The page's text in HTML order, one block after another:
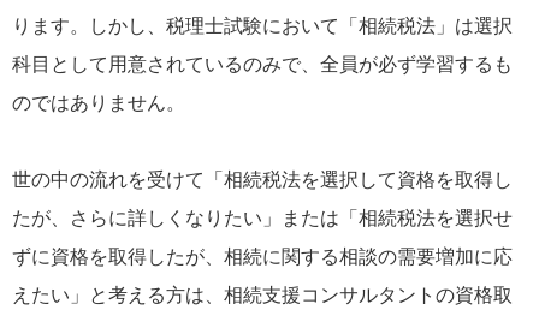
ります。しかし、税理士試験において「相続税法」は選択
科目として用意されているのみで、全員が必ず学習するも
のではありません。
世の中の流れを受けて「相続税法を選択して資格を取得し
たが、さらに詳しくなりたい」または「相続税法を選択せ
ずに資格を取得したが、相続に関する相談の需要増加に応
えたい」と考える方は、相続支援コンサルタントの資格取